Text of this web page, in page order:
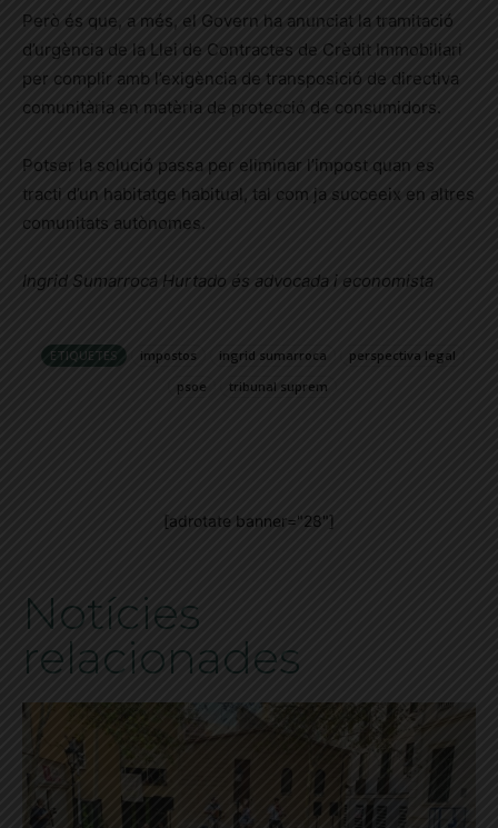
Però és que, a més, el Govern ha anunciat la tramitació
d’urgència de la Llei de Contractes de Crèdit Immobiliari
per complir amb l’exigència de transposició de directiva
comunitària en matèria de protecció de consumidors.
Potser la solució passa per eliminar l’impost quan es
tracti d’un habitatge habitual, tal com ja succeeix en altres
comunitats autònomes.
Ingrid Sumarroca Hurtado és advocada i economista
ETIQUETES impostos ingrid sumarroca
perspectiva legal
psoe
tribunal suprem
[adrotate banner="28"]
Notícies
relacionades